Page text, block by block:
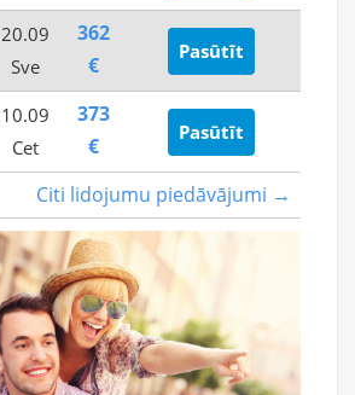
Citi lidojumu piedāvājumi →
20.09
Sve
362
€
Pasūtīt
10.09
Cet
373
€
Pasūtīt